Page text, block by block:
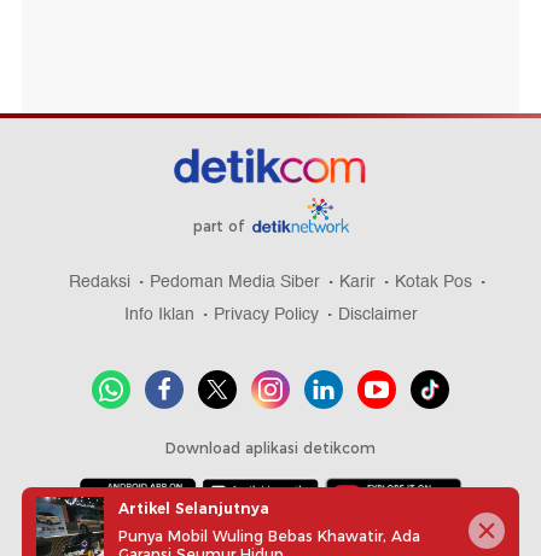
part of
Redaksi Pedoman Media Siber Karir
Kotak Pos
Info Iklan
Privacy Policy Disclaimer
Download aplikasi detikcom
Copyright @ 2026 detikcom, All right reserved
Artikel Selanjutnya
Punya Mobil Wuling Bebas Khawatir, Ada